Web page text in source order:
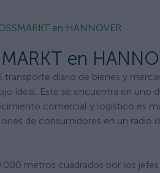
en HANNOVER
en
diario de bienes y
ideal. Este se encuentra en uno
comercial y logístico es
de consumidores en un radio
metros cuadrados por los